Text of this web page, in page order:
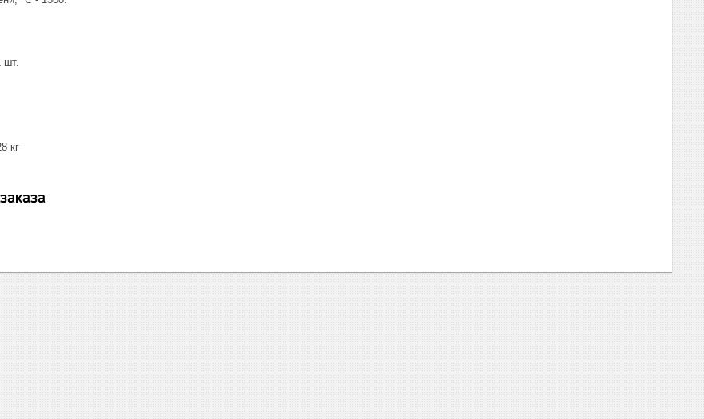
шт.
кг